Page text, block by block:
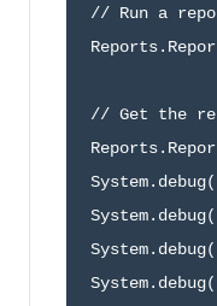
// Run a
// Get the